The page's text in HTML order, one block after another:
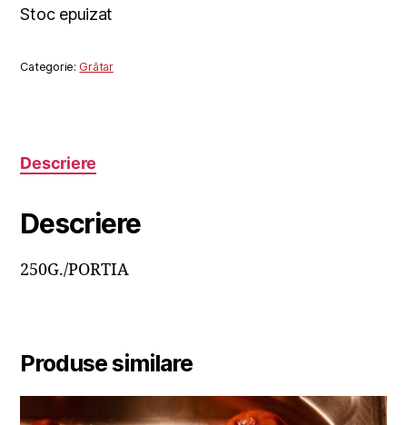
Stoc epuizat
Categorie: Grătar
Descriere
Descriere
250G./PORTIA
Produse similare